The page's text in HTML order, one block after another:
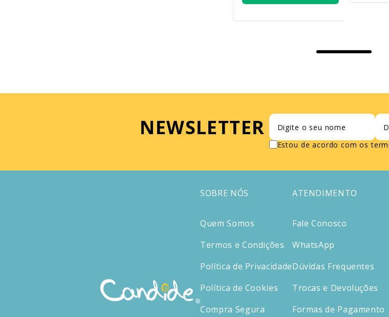
NEWSLETTER
Estou de acordo com os
SOBRE NÓS
Quem Somos
Termos e Condições
Política de Privacidade
Política de Cookies
Compra Segura
ATENDIMENTO
Fale Conosco
WhatsApp
Dúvidas Frequentes
Trocas e Devoluções
Formas de Pagamento